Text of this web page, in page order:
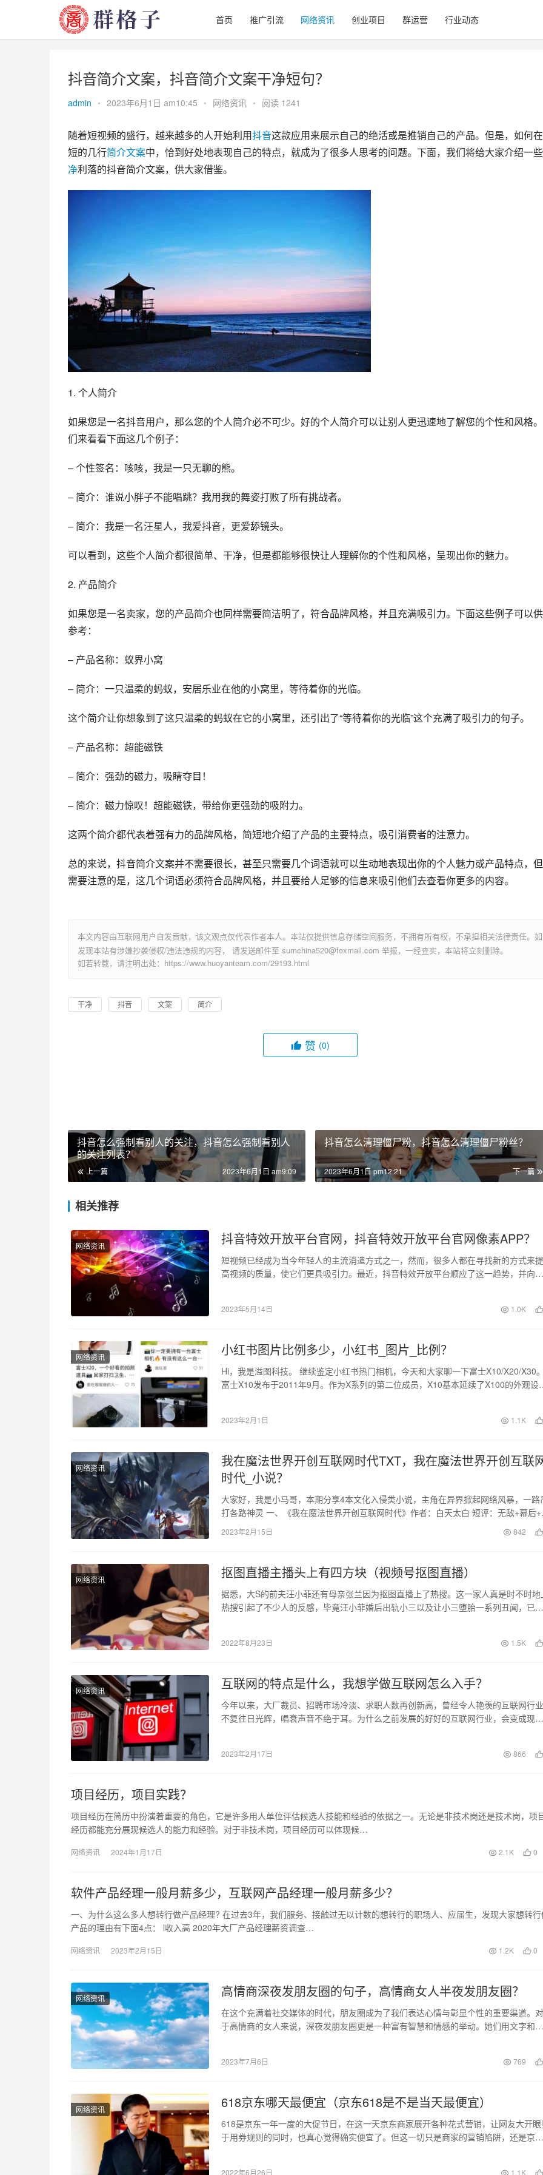
首页 推广引流 网络资讯 创业项目 群运营 行业动态
抖音简介文案，抖音简介文案干净短句？
admin • 2023年6月1日 am10:45 • 网络资讯 • 阅读 1241
随着短视频的盛行，越来越多的人开始利用抖音这款应用来展示自己的绝活或是推销自己的产品。但是，如何
短的几行简介文案中，恰到好处地表现自己的特点，就成为了很多人思考的问题。下面，我们将给大家介绍一些
净利落的抖音简介文案，供大家借鉴。
1. 个人简介
如果您是一名抖音用户，那么您的个人简介必不可少。好的个人简介可以让别人更迅速地了解您的个性和风格
们来看看下面这几个例子：
– 个性签名：咳咳，我是一只无聊的熊。
– 简介：谁说小胖子不能唱跳？我用我的舞姿打败了所有挑战者。
– 简介：我是一名汪星人，我爱抖音，更爱舔镜头。
可以看到，这些个人简介都很简单、干净，但是都能够很快让人理解你的个性和风格，呈现出你的魅力。
2. 产品简介
如果您是一名卖家，您的产品简介也同样需要简洁明了，符合品牌风格，并且充满吸引力。下面这些例子可以
参考：
– 产品名称：蚁界小窝
– 简介：一只温柔的蚂蚁，安居乐业在他的小窝里，等待着你的光临。
这个简介让你想象到了这只温柔的蚂蚁在它的小窝里，还引出了“等待着你的光临”这个充满了吸引力的句子。
– 产品名称：超能磁铁
– 简介：强劲的磁力，吸睛夺目！
– 简介：磁力惊叹！超能磁铁，带给你更强劲的吸附力。
这两个简介都代表着强有力的品牌风格，简短地介绍了产品的主要特点，吸引消费者的注意力。
总的来说，抖音简介文案并不需要很长，甚至只需要几个词语就可以生动地表现出你的个人魅力或产品特点，
需要注意的是，这几个词语必须符合品牌风格，并且要给人足够的信息来吸引他们去查看你更多的内容。
本文内容由互联网用户自发贡献，该文观点仅代表作者本人。本站仅提供信息存储空间服务，不拥有所有权，不承担相关法律责任。如
发现本站有涉嫌抄袭侵权/违法违规的内容， 请发送邮件至 sumchina520@foxmail.com 举报，一经查实，本站将立刻删除。
如若转载，请注明出处：https://www.huoyanteam.com/29193.html
干净 抖音 文案 简介
赞 (0)
抖音怎么强制看别人的关注，抖音怎么强制看别人
的关注列表？
上一篇 2023年6月1日 am9:09
抖音怎么清理僵尸粉，抖音怎么清理僵尸粉丝？
下一篇
2023年6月1日 pm12:21
相关推荐
网络资讯 抖音特效开放平台官网，抖音特效开放平台官网像素APP？
短视频已经成为当今年轻人的主流消遣方式之一，然而，很多人都在寻找新的方式来提
高视频的质量，使它们更具吸引力。最近，抖音特效开放平台顺应了这一趋势，并向用
2023年5月14日 1.0K
网络资讯 小红书图片比例多少，小红书_图片_比例？
Hi，我是溢图科技。 继续鉴定小红书热门相机，今天和大家聊一下富士X10/X20/X30。
富士X10发布于2011年9月。作为X系列的第二位成员，X10基本延续了X100的外观
2023年2月1日 1.1K
网络资讯
我在魔法世界开创互联网时代TXT，我在魔法世界开创互联
时代_小说？
大家好，我是小马哥，本期分享4本文化入侵类小说，主角在异界掀起网络风暴，一路
打各路神灵 一、《我在魔法世界开创互联网时代》作者：白天太白 短评：无敌+幕后+
马甲+文化入侵+第四…
2023年2月15日 842
网络资讯 抠图直播主播头上有四方块（视频号抠图直播）
据悉，大S的前夫汪小菲还有母亲张兰因为抠图直播上了热搜。这一家人真是时不时地
热搜引起了不少人的反感，毕竟汪小菲婚后出轨小三以及让小三堕胎一系列丑闻，已经
2022年8月23日 1.5K
网络资讯 互联网的特点是什么，我想学做互联网怎么入手？
今年以来，大厂裁员、招聘市场冷淡、求职人数再创新高，曾经令人艳羡的互联网行业
不复往日光辉，唱衰声音不绝于耳。为什么之前发展的好好的互联网行业，会变成现在
2023年2月17日 866
项目经历，项目实践？
项目经历在简历中扮演着重要的角色，它是许多用人单位评估候选人技能和经验的依据之一。无论是非技术岗还是技术岗，项
经历都能充分展现候选人的能力和经验。对于非技术岗，项目经历可以体现候…
网络资讯 2024年1月17日 2.1K 0
软件产品经理一般月薪多少，互联网产品经理一般月薪多少？
一、为什么这么多人想转行做产品经理? 在过去3年，我们服务、接触过无以计数的想转行的职场人、应届生，发现大家想转
产品的理由有下面4点： l收入高 2020年大厂产品经理薪资调查…
网络资讯 2023年2月15日 1.2K 0
网络资讯 高情商深夜发朋友圈的句子，高情商女人半夜发朋友圈？
在这个充满着社交媒体的时代，朋友圈成为了我们表达心情与彰显个性的重要渠道。对
于高情商的女人来说，深夜发朋友圈更是一种富有智慧和情感的举动。她们用文字和图
2023年7月6日 769
网络资讯 618京东哪天最便宜（京东618是不是当天最便宜）
618是京东一年一度的大促节日，在这一天京东商家展开各种花式营销，让网友大开眼
于用券规则的同时，也真心觉得确实便宜了。但这一切只是商家的营销陷阱，还是京东
2022年6月26日 1.1K